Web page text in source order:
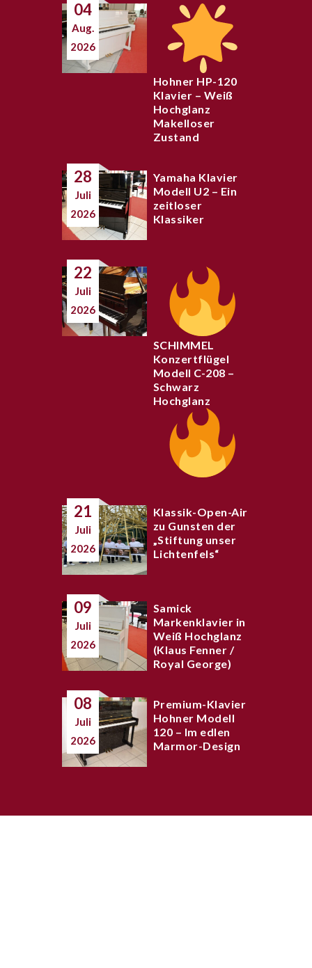
04
Aug.
2026
Hohner HP-120
Klavier – Weiß
Hochglanz
Makelloser
Zustand
28
Juli
2026
Yamaha Klavier
Modell U2 – Ein
zeitloser
Klassiker
22
Juli
2026
SCHIMMEL
Konzertflügel
Modell C-208 –
Schwarz
Hochglanz
21
Juli
2026
Klassik-Open-Air
zu Gunsten der
„Stiftung unser
Lichtenfels“
09
Juli
2026
Samick
Markenklavier in
Weiß Hochglanz
(Klaus Fenner /
Royal George)
08
Juli
2026
Premium-Klavier
Hohner Modell
120 – Im edlen
Marmor-Design